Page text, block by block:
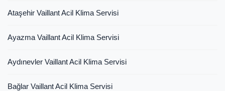
Ataşehir Vaillant Acil Klima Servisi
Ayazma Vaillant Acil Klima Servisi
Aydınevler Vaillant Acil Klima Servisi
Bağlar Vaillant Acil Klima Servisi